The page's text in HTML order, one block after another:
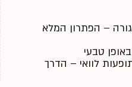
– הפתרון המלא
טבעי
לוואי – הדרך